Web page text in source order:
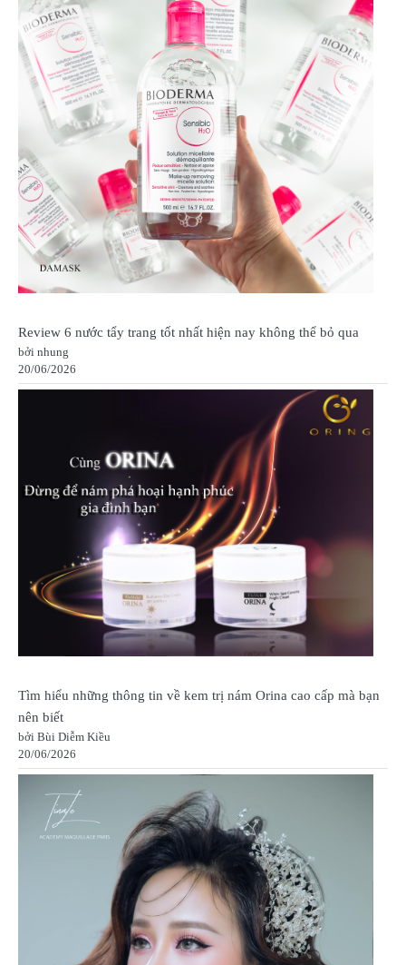
Review 6 nước tẩy trang tốt nhất hiện nay không thể bỏ qua
bởi nhung
20/06/2026
Tìm hiểu những thông tin về kem trị nám Orina cao cấp mà bạn
nên biết
bởi Bùi Diễm Kiều
20/06/2026